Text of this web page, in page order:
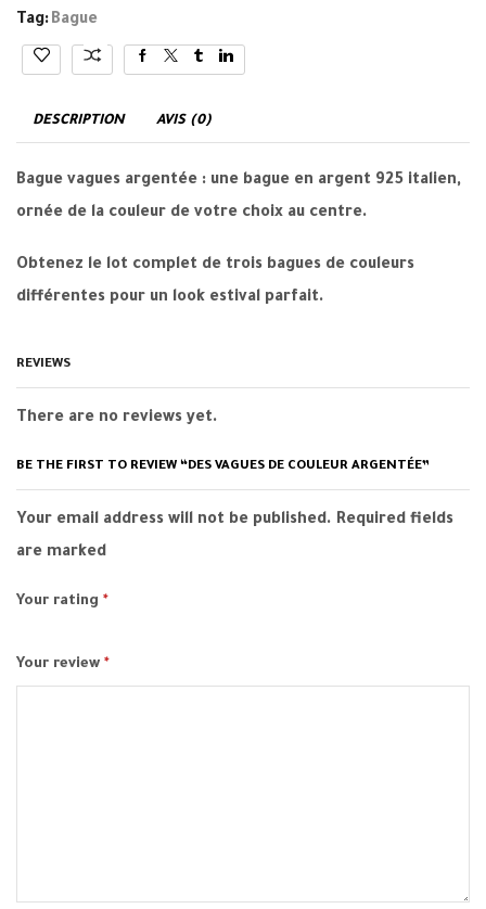
Tag:Bague
DESCRIPTION AVIS (0)
Bague vagues argentée : une bague en argent 925 italien,
ornée de la couleur de votre choix au centre.
Obtenez le lot complet de trois bagues de couleurs
différentes pour un look estival parfait.
REVIEWS
There are no reviews yet.
BE THE FIRST TO REVIEW “DES VAGUES DE COULEUR ARGENTÉE”
Your email address will not be published. Required fields
are marked
Your rating *
Your review *